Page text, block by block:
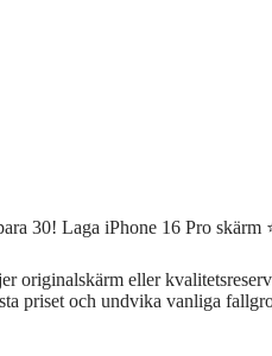
30! Laga iPhone 16 Pro skärm
originalskärm eller
priset och undvika vanliga